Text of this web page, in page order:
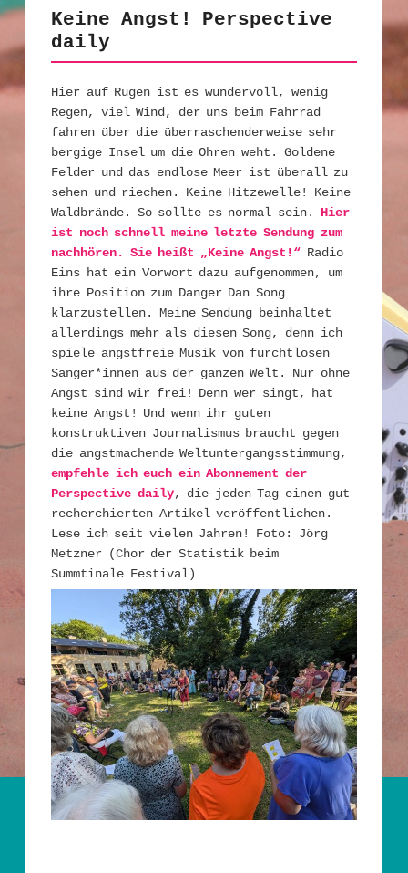
Keine Angst! Perspective
daily
Hier auf Rügen ist es wundervoll, wenig
Regen, viel Wind, der uns beim Fahrrad
fahren über die überraschenderweise sehr
bergige Insel um die Ohren weht. Goldene
Felder und das endlose Meer ist überall zu
sehen und riechen. Keine Hitzewelle! Keine
Waldbrände. So sollte es normal sein. Hier
ist noch schnell meine letzte Sendung zum
nachhören. Sie heißt „Keine Angst!“ Radio
Eins hat ein Vorwort dazu aufgenommen, um
ihre Position zum Danger Dan Song
klarzustellen. Meine Sendung beinhaltet
allerdings mehr als diesen Song, denn ich
spiele angstfreie Musik von furchtlosen
Sänger*innen aus der ganzen Welt. Nur ohne
Angst sind wir frei! Denn wer singt, hat
keine Angst! Und wenn ihr guten
konstruktiven Journalismus braucht gegen
die angstmachende Weltuntergangsstimmung,
empfehle ich euch ein Abonnement der
Perspective daily, die jeden Tag einen gut
recherchierten Artikel veröffentlichen.
Lese ich seit vielen Jahren! Foto: Jörg
Metzner (Chor der Statistik beim
Summtinale Festival)